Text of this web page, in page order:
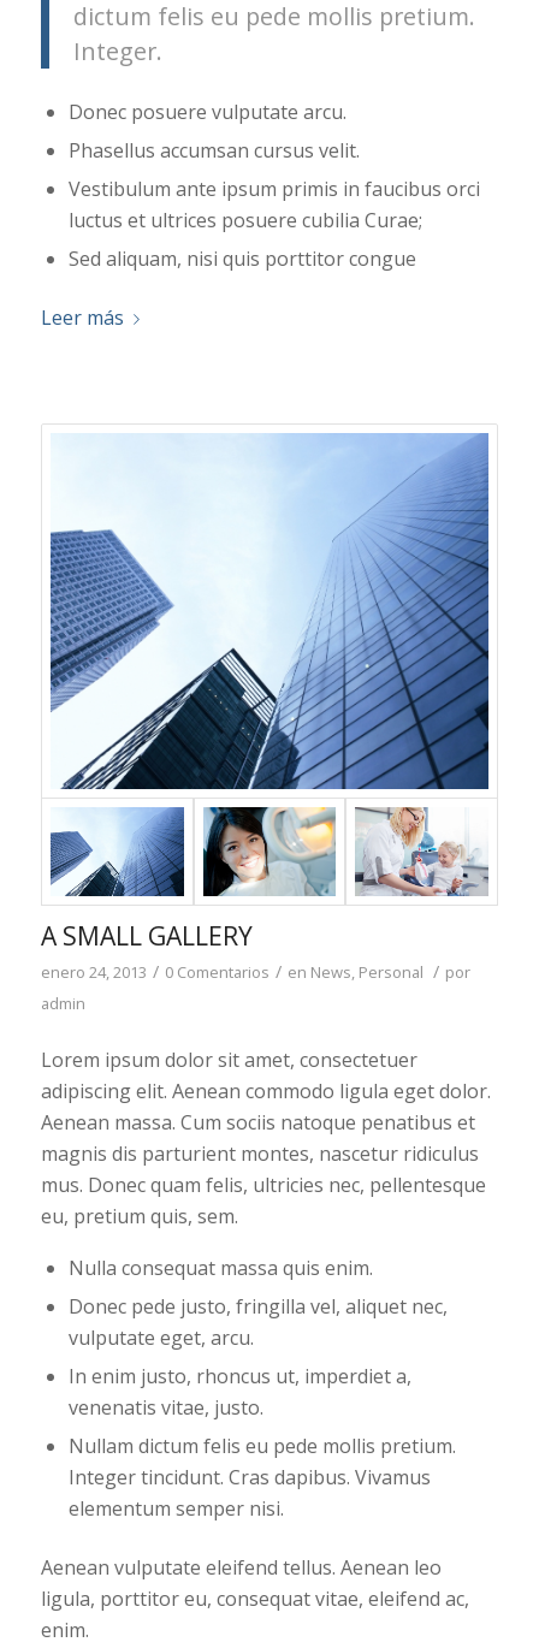
dictum felis eu pede mollis pretium.
Integer.
Donec posuere vulputate arcu.
Phasellus accumsan cursus velit.
Vestibulum ante ipsum primis in faucibus orci
luctus et ultrices posuere cubilia Curae;
Sed aliquam, nisi quis porttitor congue
Leer más
A SMALL GALLERY
enero 24, 2013 / 0 Comentarios / en News, Personal / por
admin
Lorem ipsum dolor sit amet, consectetuer
adipiscing elit. Aenean commodo ligula eget dolor.
Aenean massa. Cum sociis natoque penatibus et
magnis dis parturient montes, nascetur ridiculus
mus. Donec quam felis, ultricies nec, pellentesque
eu, pretium quis, sem.
Nulla consequat massa quis enim.
Donec pede justo, fringilla vel, aliquet nec,
vulputate eget, arcu.
In enim justo, rhoncus ut, imperdiet a,
venenatis vitae, justo.
Nullam dictum felis eu pede mollis pretium.
Integer tincidunt. Cras dapibus. Vivamus
elementum semper nisi.
Aenean vulputate eleifend tellus. Aenean leo
ligula, porttitor eu, consequat vitae, eleifend ac,
enim.